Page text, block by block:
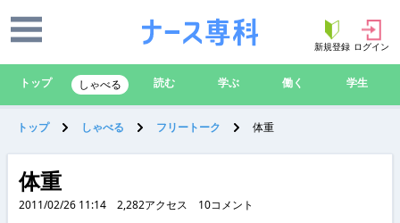
新規登録 ログイン
トップ しゃべる 読む 学ぶ 働く 学生
トップ しゃべる フリートーク 体重
体重
2011/02/26 11:14 2,282アクセス 10コメント